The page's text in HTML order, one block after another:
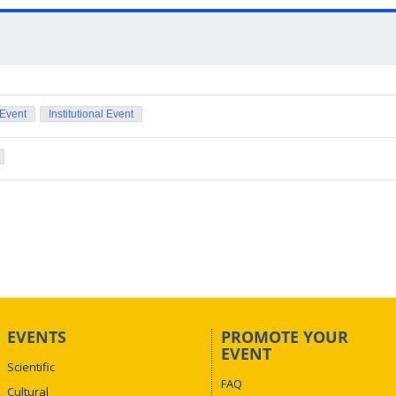
Institutional Event
EVENTS
Scientific
Cultural
PROMOTE YOUR
EVENT
FAQ